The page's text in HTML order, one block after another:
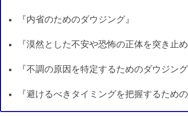
『内省のためのダウジング』
『漠然とした不安や恐怖の正体を突き止
『不調の原因を特定するためのダウジング
『避けるべきタイミングを把握するため